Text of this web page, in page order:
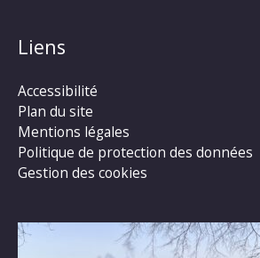
Liens
Accessibilité
Plan du site
Mentions légales
Politique de protection des données
Gestion des cookies